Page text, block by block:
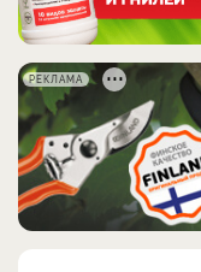
РЕКЛАМА